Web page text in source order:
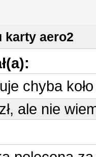
karty aero2
chyba koło
ale nie